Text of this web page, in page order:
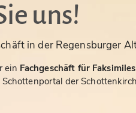
uns!
in der Regensburger
ein Fachgeschäft für Faksimiles
der